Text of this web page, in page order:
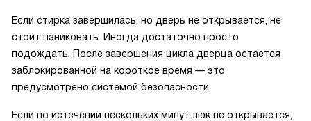
Если стирка завершилась, но дверь не открывается, не
стоит паниковать. Иногда достаточно просто
подождать. После завершения цикла дверца остается
заблокированной на короткое время — это
предусмотрено системой безопасности.
Если по истечении нескольких минут люк не открывается,